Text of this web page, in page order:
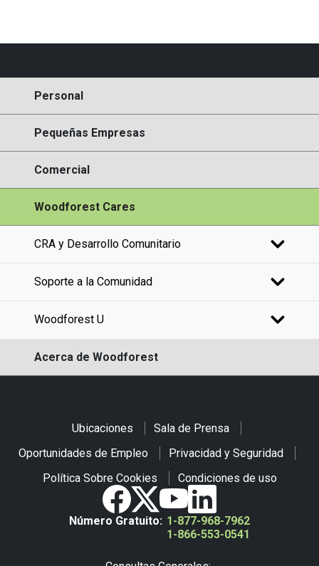
Personal
Pequeñas Empresas
Comercial
Woodforest Cares
CRA y Desarrollo Comunitario
Soporte a la Comunidad
Woodforest U
Acerca de Woodforest
Ubicaciones
Sala de Prensa
Oportunidades de Empleo
Privacidad y Seguridad
Política Sobre Cookies
Condiciones de uso
Número Gratuito: 1-877-968-7962
1-866-553-0541